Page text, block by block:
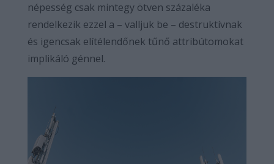
népesség csak mintegy ötven százaléka
rendelkezik ezzel a – valljuk be – destruktívnak
és igencsak elítélendőnek tűnő attribútomokat
implikáló génnel.